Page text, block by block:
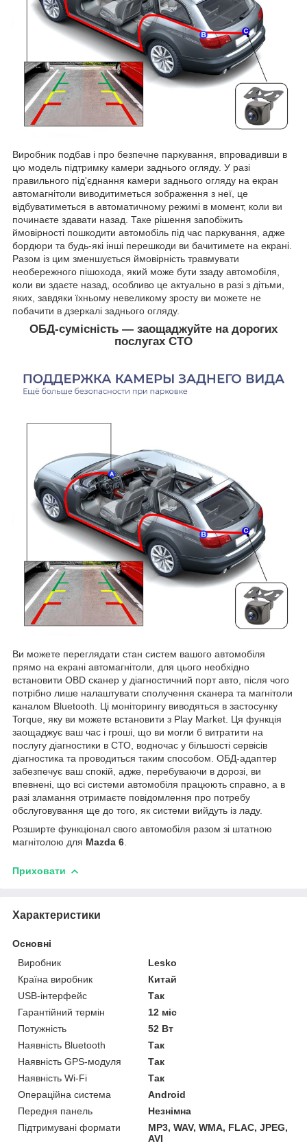
Виробник подбав і про безпечне паркування, впровадивши в
цю модель підтримку камери заднього огляду. У разі
правильного під'єднання камери заднього огляду на екран
автомагнітоли виводитиметься зображення з неї, це
відбуватиметься в автоматичному режимі в момент, коли ви
починаєте здавати назад. Таке рішення запобіжить
ймовірності пошкодити автомобіль під час паркування, адже
бордюри та будь-які інші перешкоди ви бачитимете на екрані.
Разом із цим зменшується ймовірність травмувати
необережного пішохода, який може бути ззаду автомобіля,
коли ви здаєте назад, особливо це актуально в разі з дітьми,
яких, завдяки їхньому невеликому зросту ви можете не
побачити в дзеркалі заднього огляду.
ОБД-сумісність — заощаджуйте на дорогих
послугах СТО
Ви можете переглядати стан систем вашого автомобіля
прямо на екрані автомагнітоли, для цього необхідно
встановити OBD сканер у діагностичний порт авто, після чого
потрібно лише налаштувати сполучення сканера та магнітоли
каналом Bluetooth. Ці моніторингу виводяться в застосунку
Torque, яку ви можете встановити з Play Market. Ця функція
заощаджує ваш час і гроші, що ви могли б витратити на
послугу діагностики в СТО, водночас у більшості сервісів
діагностика та проводиться таким способом. ОБД-адаптер
забезпечує ваш спокій, адже, перебуваючи в дорозі, ви
впевнені, що всі системи автомобіля працюють справно, а в
разі зламання отримаєте повідомлення про потребу
обслуговування ще до того, як системи вийдуть із ладу.
Розширте функціонал свого автомобіля разом зі штатною
магнітолою для Mazda 6
Приховати
Характеристики
Основні
Виробник
Lesko
Країна виробник
Китай
USB-інтерфейс
Так
Гарантійний термін
12 міс
Потужність
52 Вт
Наявність Bluetooth
Так
Наявність GPS-модуля
Так
Наявність Wi-Fi
Так
Операційна система
Android
Передня панель
Незнімна
Підтримувані формати
MP3, WAV, WMA, FLAC, JPEG,
AVI